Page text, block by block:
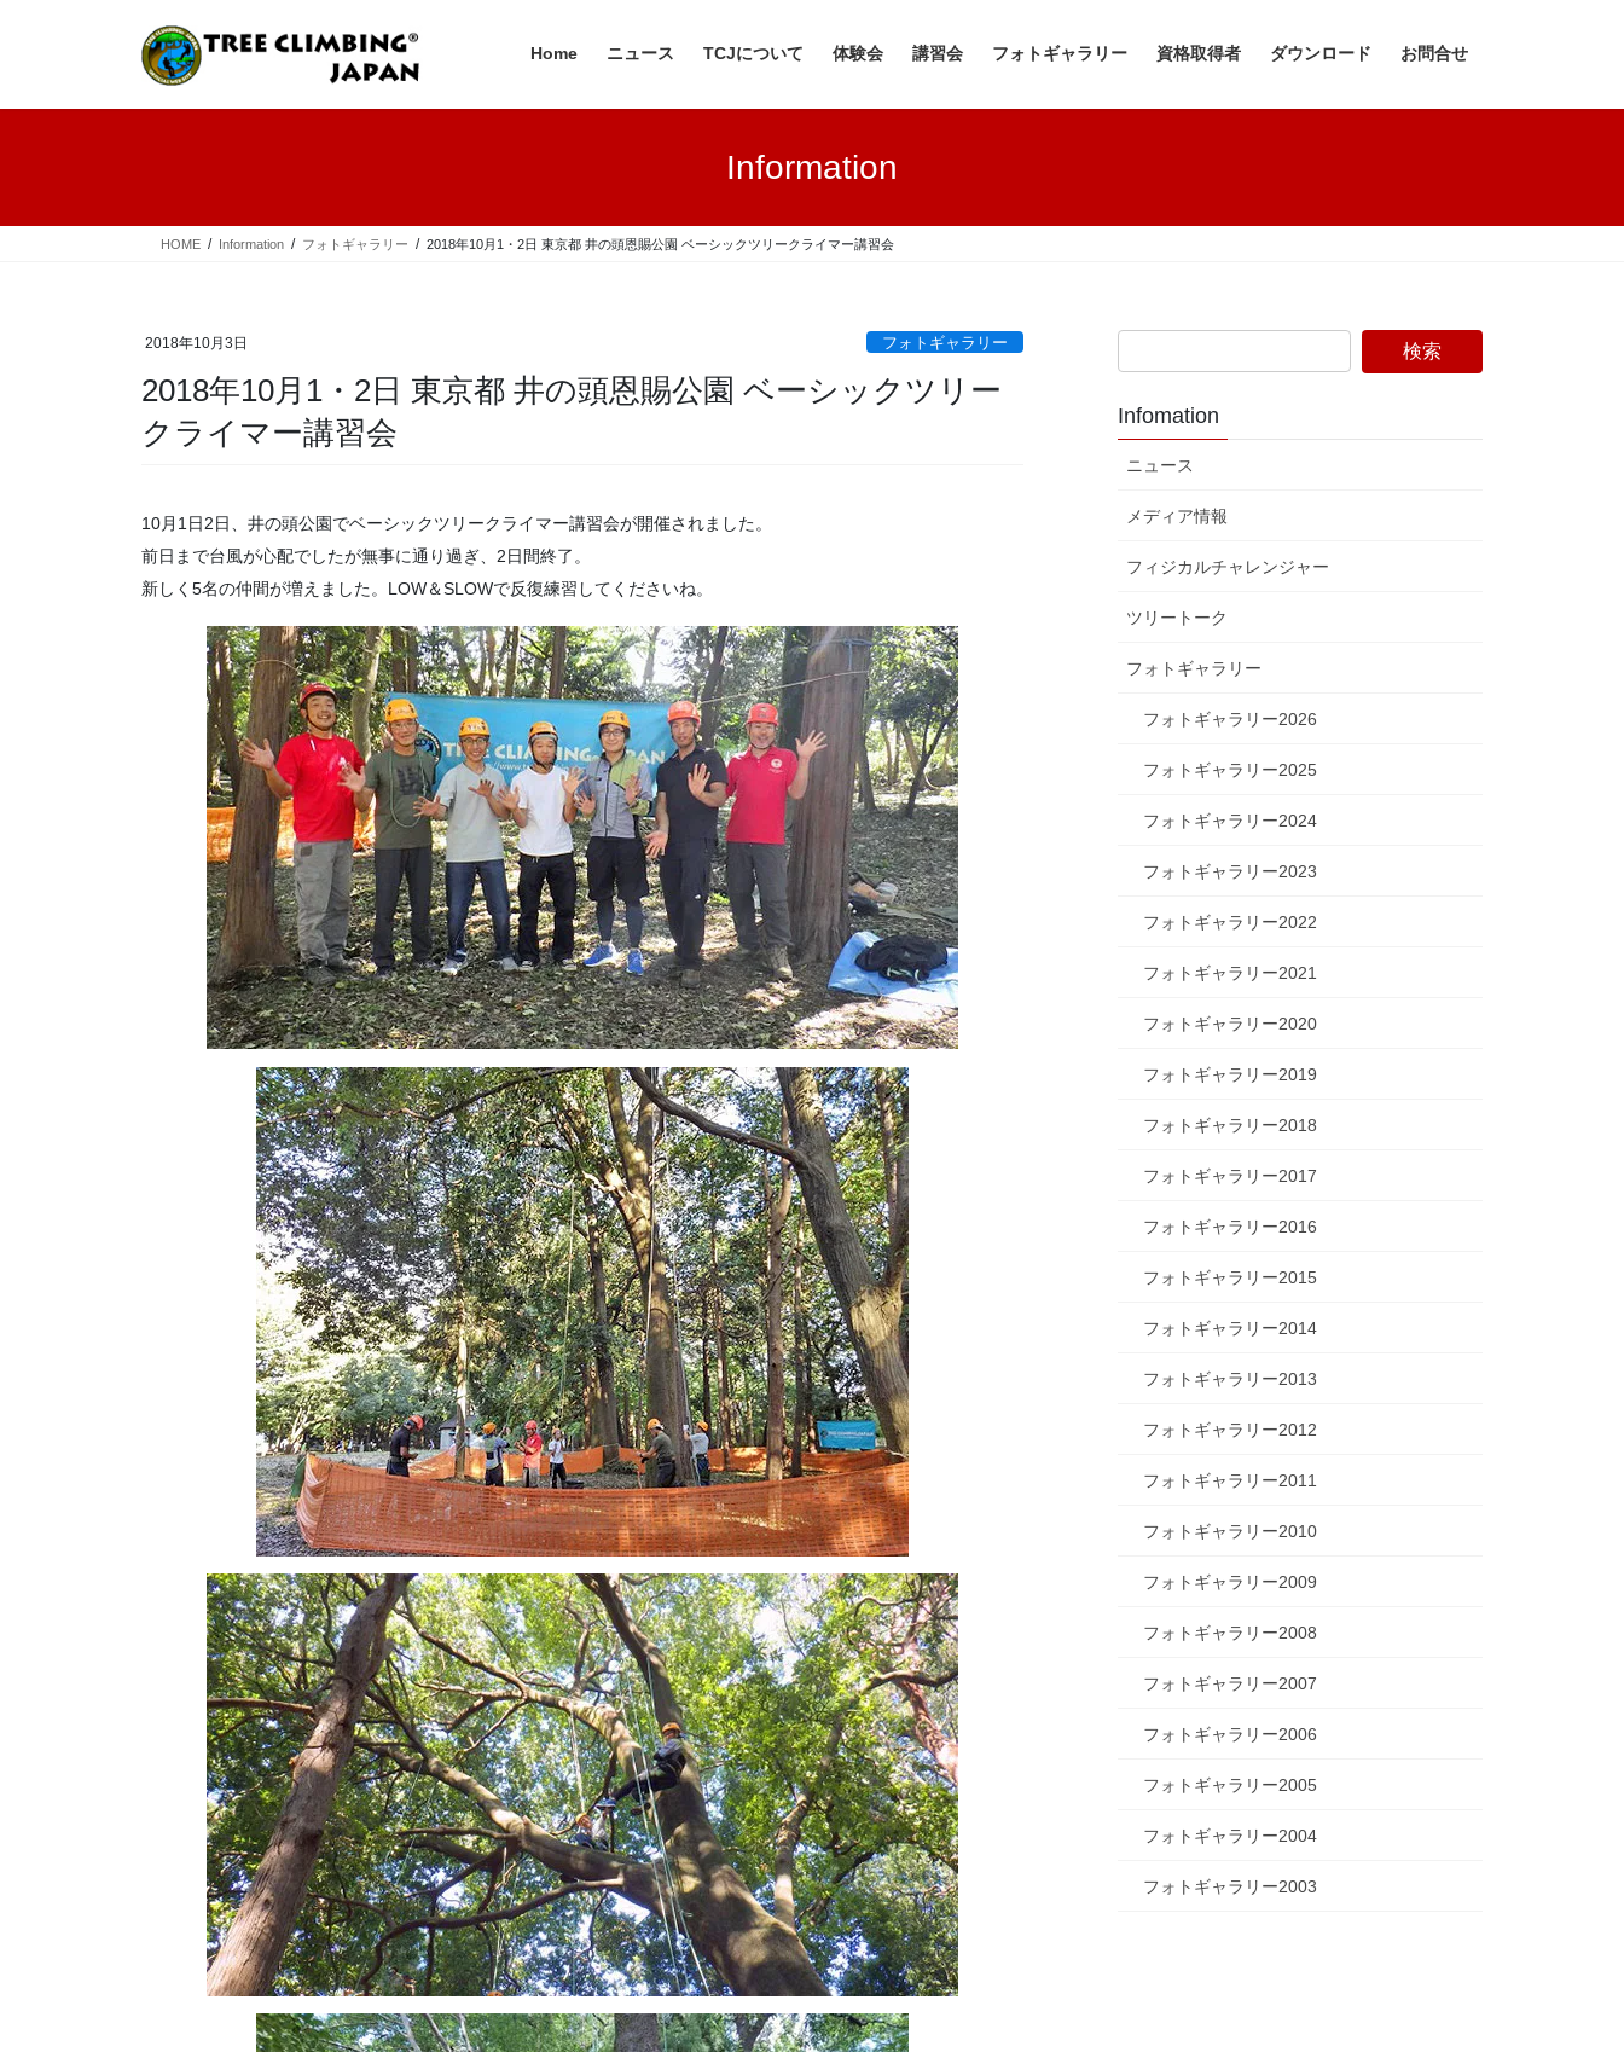
ツ
シ
Home ニュース TCJについて 体験会 講習会 フォトギャラリー 資格取得者 ダウンロード お問合せ
Information
HOME Information フォトギャラリー 2018年10月1・2日 東京都 井の頭恩賜公園 ベーシックツリークライマー講習会
2018年10月3日 フォトギャラリー
2018年10月1・2日 東京都 井の頭恩賜公園 ベーシックツリー
クライマー講習会
10月1日2日、井の頭公園でベーシックツリークライマー講習会が開催されました。
前日まで台風が心配でしたが無事に通り過ぎ、2日間終了。
新しく5名の仲間が増えました。LOW＆SLOWで反復練習してくださいね。
Infomation
ニュース
メディア情報
フィジカルチャレンジャー
ツリートーク
フォトギャラリー
フォトギャラリー2026
フォトギャラリー2025
フォトギャラリー2024
フォトギャラリー2023
フォトギャラリー2022
フォトギャラリー2021
フォトギャラリー2020
フォトギャラリー2019
フォトギャラリー2018
フォトギャラリー2017
フォトギャラリー2016
フォトギャラリー2015
フォトギャラリー2014
フォトギャラリー2013
フォトギャラリー2012
フォトギャラリー2011
フォトギャラリー2010
フォトギャラリー2009
フォトギャラリー2008
フォトギャラリー2007
フォトギャラリー2006
フォトギャラリー2005
フォトギャラリー2004
フォトギャラリー2003